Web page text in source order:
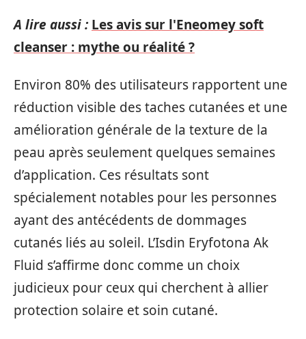
A lire aussi : Les avis sur l'Eneomey soft
cleanser : mythe ou réalité ?
Environ 80% des utilisateurs rapportent une
réduction visible des taches cutanées et une
amélioration générale de la texture de la
peau après seulement quelques semaines
d’application. Ces résultats sont
spécialement notables pour les personnes
ayant des antécédents de dommages
cutanés liés au soleil. L’Isdin Eryfotona Ak
Fluid s’affirme donc comme un choix
judicieux pour ceux qui cherchent à allier
protection solaire et soin cutané.